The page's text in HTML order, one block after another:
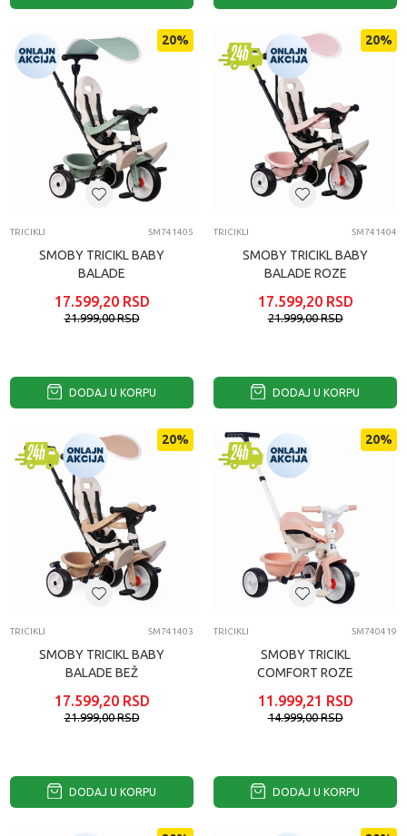
20%
TRICIKLI SM741405
SMOBY TRICIKL BABY
BALADE
17.599,20 RSD
21.999,00RSD
DODAJ U KORPU
20%
TRICIKLI SM741404
SMOBY TRICIKL BABY
BALADE ROZE
17.599,20 RSD
21.999,00RSD
DODAJ U KORPU
20%
TRICIKLI SM741403
SMOBY TRICIKL BABY
BALADE BEŽ
17.599,20 RSD
21.999,00RSD
DODAJ U KORPU
20%
TRICIKLI SM740419
SMOBY TRICIKL
COMFORT ROZE
11.999,21 RSD
14.999,00RSD
DODAJ U KORPU